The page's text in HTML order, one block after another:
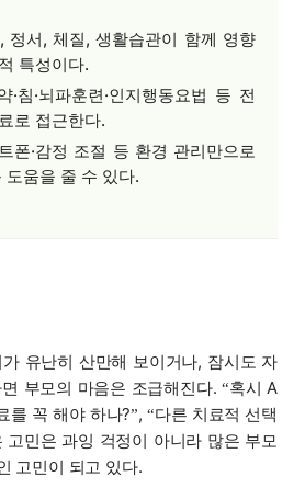
정서, 체질, 생활습관이 함께 영향
특성이다.
·침·뇌파훈련·인지행동요법 등 전
로 접근한다.
폰·감정 조절 등 환경 관리만으로
도움을 줄 수 있다.
유난히 산만해 보이거나, 잠시도 자
부모의 마음은 조급해진다.“혹시 A
를 꼭 해야 하나?”,“다른 치료적 선택
고민은 과잉 걱정이 아니라 많은 부모
고민이 되고 있다.